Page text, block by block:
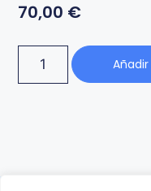
70,00 €